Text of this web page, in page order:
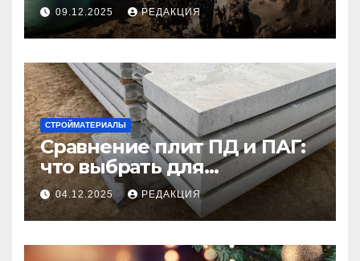
09.12.2025 РЕДАКЦИЯ
СТРОЙМАТЕРИАЛЫ
Сравнение плит ПД и ПАГ:
что выбрать для
долговечного и прочного
покрытия
04.12.2025 РЕДАКЦИЯ